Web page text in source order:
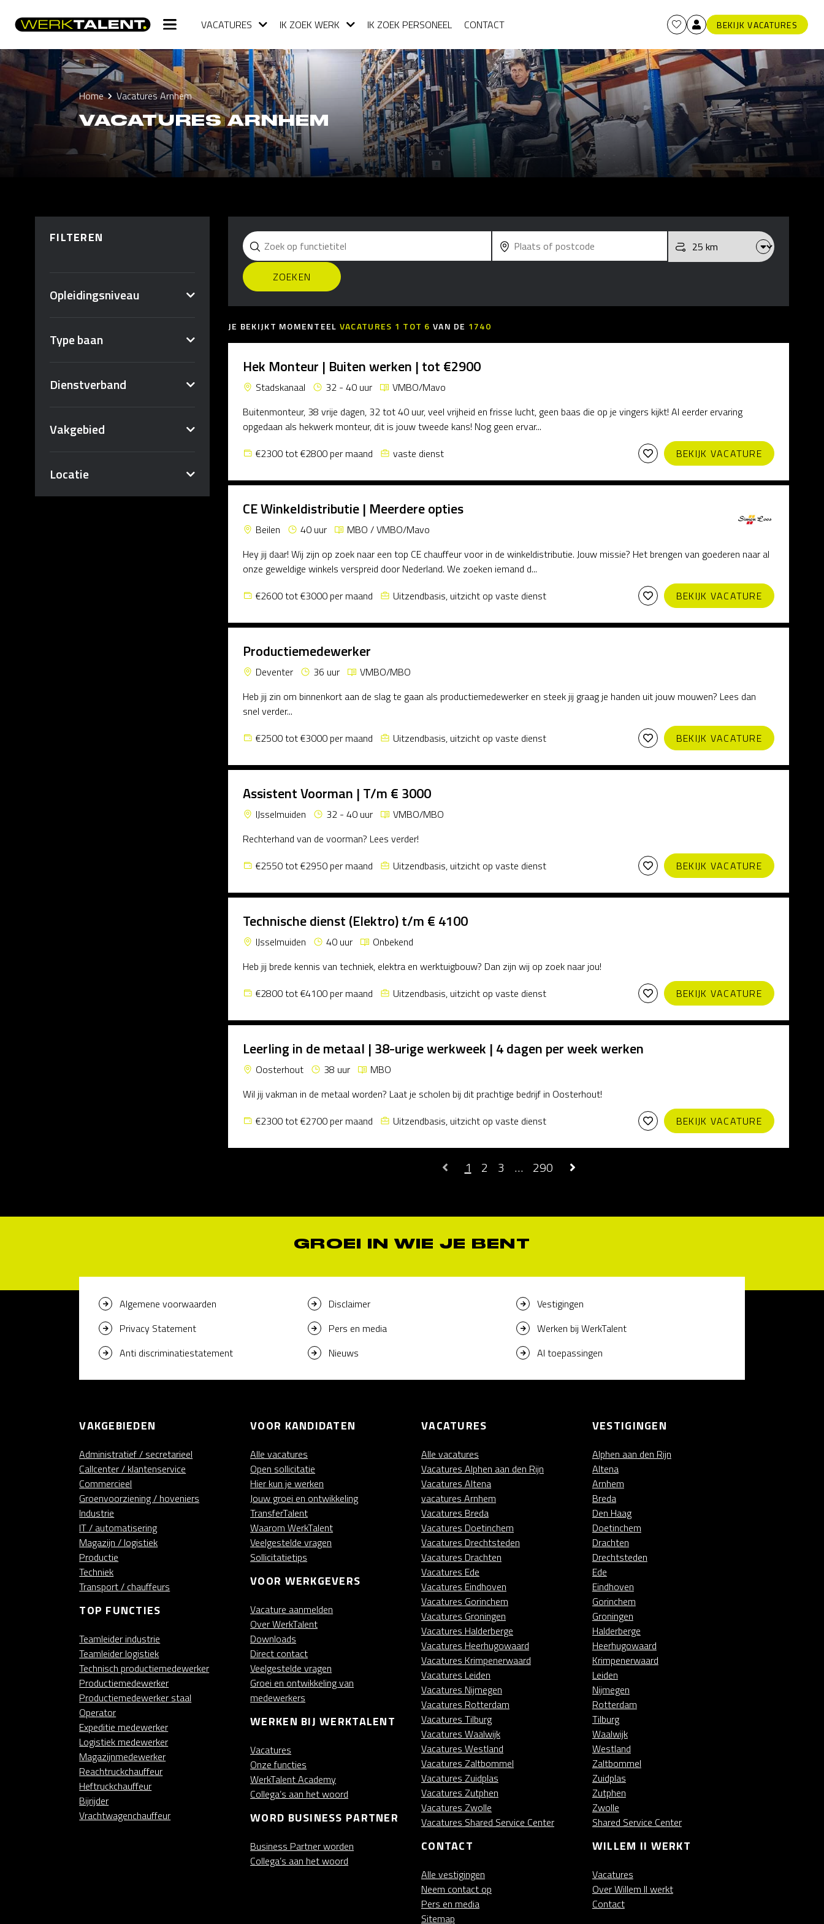
VACATURES IK ZOEK WERK IK ZOEK PERSONEEL CONTACT BEKIJK VACATURES
Home Vacatures Arnhem
VACATURES ARNHEM
FILTEREN
Opleidingsniveau
Type baan
Dienstverband
Vakgebied
Locatie
JE BEKIJKT MOMENTEEL VACATURES 1 TOT 6 VAN DE 1740
Hek Monteur | Buiten werken | tot €2900
Stadskanaal 32 - 40 uur
VMBO/Mavo
Buitenmonteur, 38 vrije dagen, 32 tot 40 uur, veel vrijheid en frisse lucht, geen baas die op je vingers kijkt! Al eerder ervaring
opgedaan als hekwerk monteur, dit is jouw tweede kans! Nog geen ervar...
€2300 tot €2800 per maand
vaste dienst BEKIJK VACATURE
CE Winkeldistributie | Meerdere opties
Beilen 40 uur
MBO / VMBO/Mavo
Hey jij daar! Wij zijn op zoek naar een top CE chauffeur voor in de winkeldistributie. Jouw missie? Het brengen van goederen naar al
onze geweldige winkels verspreid door Nederland. We zoeken iemand d...
€2600 tot €3000 per maand
Uitzendbasis, uitzicht op vaste dienst BEKIJK VACATURE
Productiemedewerker
Deventer 36 uur
VMBO/MBO
Heb jij zin om binnenkort aan de slag te gaan als productiemedewerker en steek jij graag je handen uit jouw mouwen? Lees dan
snel verder...
€2500 tot €3000 per maand
Uitzendbasis, uitzicht op vaste dienst BEKIJK VACATURE
Assistent Voorman | T/m € 3000
IJsselmuiden 32 - 40 uur
VMBO/MBO
Rechterhand van de voorman? Lees verder!
€2550 tot €2950 per maand
Uitzendbasis, uitzicht op vaste dienst BEKIJK VACATURE
Technische dienst (Elektro) t/m € 4100
IJsselmuiden 40 uur
Onbekend
Heb jij brede kennis van techniek, elektra en werktuigbouw? Dan zijn wij op zoek naar jou!
€2800 tot €4100 per maand
Uitzendbasis, uitzicht op vaste dienst BEKIJK VACATURE
Leerling in de metaal | 38-urige werkweek | 4 dagen per week werken
Oosterhout 38 uur
MBO
Wil jij vakman in de metaal worden? Laat je scholen bij dit prachtige bedrijf in Oosterhout!
€2300 tot €2700 per maand
Uitzendbasis, uitzicht op vaste dienst BEKIJK VACATURE
1 2 3 … 290
GROEI IN WIE JE BENT
Algemene voorwaarden Disclaimer
Vestigingen
Privacy Statement
Pers en media
Werken bij WerkTalent
Anti discriminatiestatement
Nieuws AI toepassingen
VAKGEBIEDEN
Administratief / secretarieel
Callcenter / klantenservice
Commercieel
Groenvoorziening / hoveniers
Industrie
IT / automatisering
Magazijn / logistiek
Productie
Techniek
Transport / chauffeurs
TOP FUNCTIES
Teamleider industrie
Teamleider logistiek
Technisch productiemedewerker
Productiemedewerker
Productiemedewerker staal
Operator
Expeditie medewerker
Logistiek medewerker
Magazijnmedewerker
Reachtruckchauffeur
Heftruckchauffeur
Bijrijder
Vrachtwagenchauffeur
VOOR KANDIDATEN
Alle vacatures
Open sollicitatie
Hier kun je werken
Jouw groei en ontwikkeling
TransferTalent
Waarom WerkTalent
Veelgestelde vragen
Sollicitatietips
VOOR WERKGEVERS
Vacature aanmelden
Over WerkTalent
Downloads
Direct contact
Veelgestelde vragen
Groei en ontwikkeling van
medewerkers
WERKEN BIJ WERKTALENT
Vacatures
Onze functies
WerkTalent Academy
Collega’s aan het woord
WORD BUSINESS PARTNER
Business Partner worden
Collega’s aan het woord
VACATURES
Alle vacatures
Vacatures Alphen aan den Rijn
Vacatures Altena
vacatures Arnhem
Vacatures Breda
Vacatures Doetinchem
Vacatures Drechtsteden
Vacatures Drachten
Vacatures Ede
Vacatures Eindhoven
Vacatures Gorinchem
Vacatures Groningen
Vacatures Halderberge
Vacatures Heerhugowaard
Vacatures Krimpenerwaard
Vacatures Leiden
Vacatures Nijmegen
Vacatures Rotterdam
Vacatures Tilburg
Vacatures Waalwijk
Vacatures Westland
Vacatures Zaltbommel
Vacatures Zuidplas
Vacatures Zutphen
Vacatures Zwolle
Vacatures Shared Service Center
CONTACT
Alle vestigingen
Neem contact op
Pers en media
Sitemap
VESTIGINGEN
Alphen aan den Rijn
Altena
Arnhem
Breda
Den Haag
Doetinchem
Drachten
Drechtsteden
Ede
Eindhoven
Gorinchem
Groningen
Halderberge
Heerhugowaard
Krimpenerwaard
Leiden
Nijmegen
Rotterdam
Tilburg
Waalwijk
Westland
Zaltbommel
Zuidplas
Zutphen
Zwolle
Shared Service Center
WILLEM II WERKT
Vacatures
Over Willem II werkt
Contact